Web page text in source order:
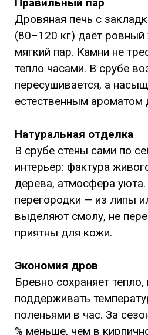
Дровяная печь с
(80–120 кг) даёт ровный
мягкий пар. Камни не
тепло часами. В срубе
пересушивается, а
естественным ароматом
Натуральная отделка
В срубе стены сами по
интерьер: фактура
дерева, атмосфера
перегородки — из липы
выделяют смолу, не
приятны для кожи.
Экономия дров
Бревно сохраняет тепло,
поддерживать
поленьями в час. За
% меньше, чем в